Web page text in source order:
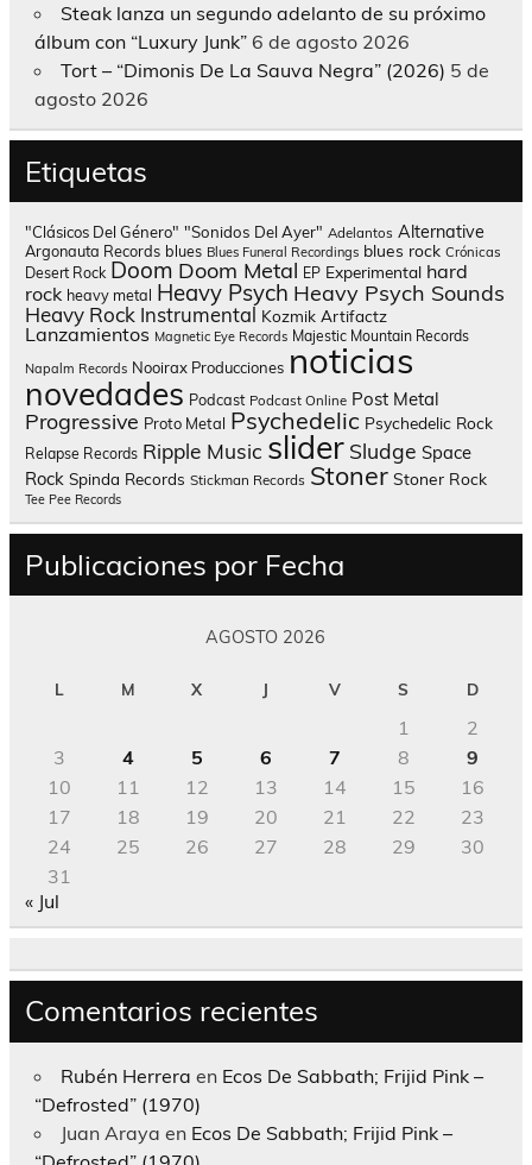
Steak lanza un segundo adelanto de su próximo
álbum con “Luxury Junk” 6 de agosto 2026
Tort – “Dimonis De La Sauva Negra” (2026) 5 de
agosto 2026
Etiquetas
"Clásicos Del Género" "Sonidos Del Ayer" Adelantos Alternative
Argonauta Records blues Blues Funeral Recordings blues rock Crónicas
Desert Rock Doom Doom Metal EP Experimental hard
rock heavy metal Heavy Psych Heavy Psych Sounds
Heavy Rock Instrumental Kozmik Artifactz
Lanzamientos Magnetic Eye Records Majestic Mountain Records
Napalm Records Nooirax Producciones noticias
novedades Podcast Podcast Online Post Metal
Progressive Proto Metal Psychedelic Psychedelic Rock
Relapse Records Ripple Music slider Sludge Space
Rock Spinda Records Stickman Records Stoner Stoner Rock
Tee Pee Records
Publicaciones por Fecha
AGOSTO 2026
L M X J V S D
1
2
3
4 5 6 7 8
9
10
11 12 13 14 15
16
17
18 19 20 21 22
23
24
25 26 27 28 29
30
31
« Jul
Comentarios recientes
Rubén Herrera en Ecos De Sabbath; Frijid Pink –
“Defrosted” (1970)
Juan Araya en Ecos De Sabbath; Frijid Pink –